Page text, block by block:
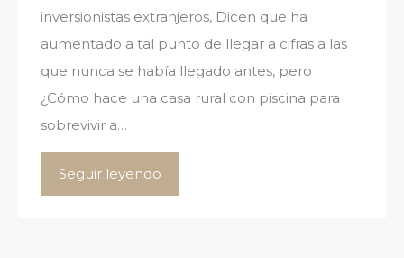
inversionistas extranjeros, Dicen que ha
aumentado a tal punto de llegar a cifras a las
que nunca se había llegado antes, pero
¿Cómo hace una casa rural con piscina para
sobrevivir a…
Seguir leyendo